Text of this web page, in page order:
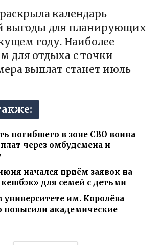
календарь
выгоды для планирующих
году. Наиболее
для отдыха с точки
выплат станет июль
погибшего в зоне СВО воина
через омбудсмена и
начался приём заявок на
для семей с детьми
университете им. Королёва
повысили академические